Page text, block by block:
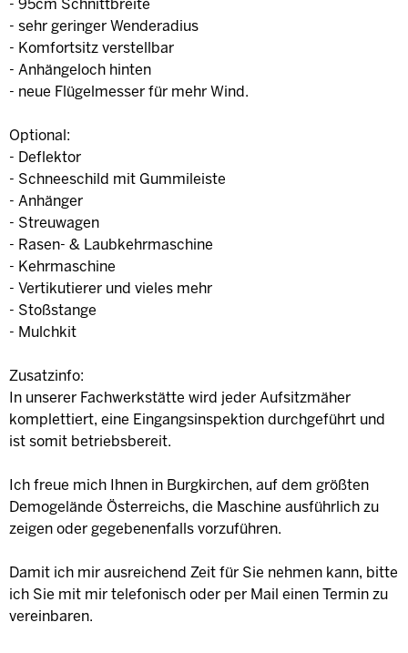
- 95cm Schnittbreite
- sehr geringer Wenderadius
- Komfortsitz verstellbar
- Anhängeloch hinten
- neue Flügelmesser für mehr Wind.
Optional:
- Deflektor
- Schneeschild mit Gummileiste
- Anhänger
- Streuwagen
- Rasen- & Laubkehrmaschine
- Kehrmaschine
- Vertikutierer und vieles mehr
- Stoßstange
- Mulchkit
Zusatzinfo:
In unserer Fachwerkstätte wird jeder Aufsitzmäher
komplettiert, eine Eingangsinspektion durchgeführt und
ist somit betriebsbereit.
Ich freue mich Ihnen in Burgkirchen, auf dem größten
Demogelände Österreichs, die Maschine ausführlich zu
zeigen oder gegebenenfalls vorzuführen.
Damit ich mir ausreichend Zeit für Sie nehmen kann, bitte
ich Sie mit mir telefonisch oder per Mail einen Termin zu
vereinbaren.